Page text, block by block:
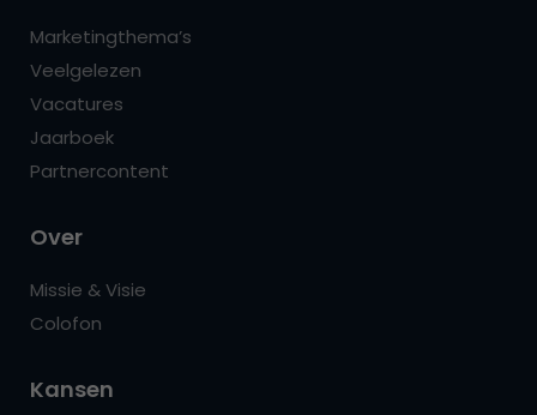
Marketingthema’s
Veelgelezen
Vacatures
Jaarboek
Partnercontent
Over
Missie & Visie
Colofon
Kansen